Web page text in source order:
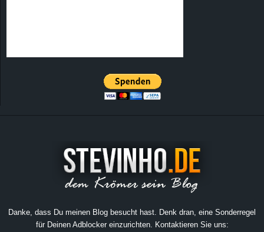
Danke, dass Du meinen Blog besucht hast. Denk dran, eine Sonderregel
für Deinen Adblocker einzurichten. Kontaktieren Sie uns: